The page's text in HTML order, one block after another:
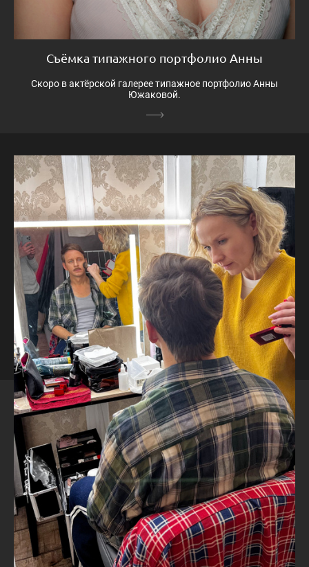
Съёмка типажного портфолио Анны
Скоро в актёрской галерее типажное портфолио Анны
Южаковой.